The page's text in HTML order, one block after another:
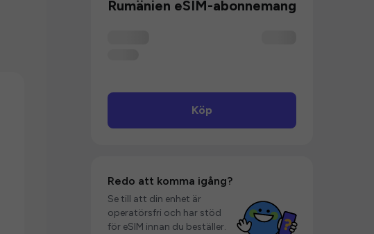
Rumänien eSIM-abonnemang
Köp
Redo att komma igång?
Se till att din enhet är
operatörsfri och har stöd
för eSIM innan du beställer.